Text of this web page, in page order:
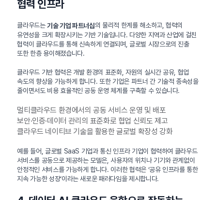
협력 인프라
클라우드는기술 기업 파트너십의 물리적 한계를 해소하고, 협력의
유연성을 크게 확장시키는 기반 기술입니다. 다양한 지역과 산업에 걸친
협력이 클라우드를 통해 신속하게 연결되며, 글로벌 시장으로의 진출
또한 한층 용이해졌습니다.
클라우드 기반 협력은 개발 환경의 표준화, 자원의 실시간 공유, 협업
속도의 향상을 가능하게 합니다. 또한 기업은 파트너 간 기술적 종속성을
줄이면서도 비용 효율적인 공동 운영 체계를 구축할 수 있습니다.
멀티클라우드 환경에서의 공동 서비스 운영 및 배포
보안·인증·데이터 관리의 표준화로 협업 신뢰도 제고
클라우드 네이티브 기술을 활용한 글로벌 확장성 강화
예를 들어, 글로벌 SaaS 기업과 통신 인프라 기업이 협력하여 클라우드
서비스를 공동으로 제공하는 모델은, 사용자의 위치나 기기와 관계없이
안정적인 서비스를 가능하게 합니다. 이러한 협력은 ‘공유 인프라를 통한
지속 가능한 성장’이라는 새로운 패러다임을 제시합니다.